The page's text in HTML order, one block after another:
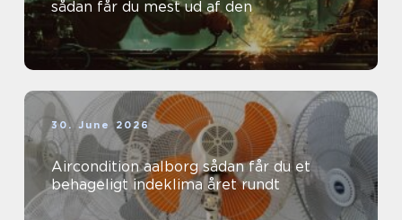
sådan får du mest ud af den
30. June 2026
Aircondition aalborg sådan får du et
behageligt indeklima året rundt